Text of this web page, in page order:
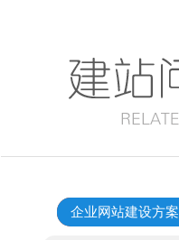
企业网站建设方案